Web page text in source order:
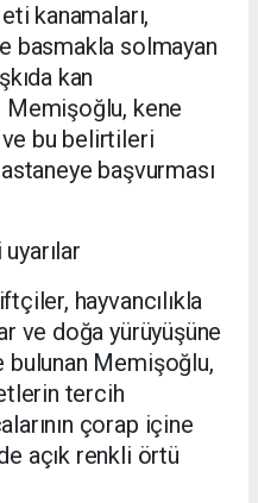
kanamaları,
basmakla solmayan
kan
kene
bu belirtileri
başvurması
hayvancılıkla
ve doğa yürüyüşüne
bulunan Memişoğlu,
tercih
çorap içine
açık renkli örtü